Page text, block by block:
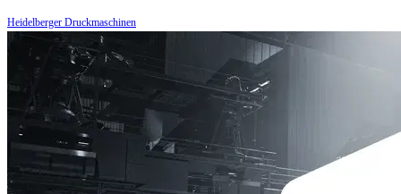
Heidelberger Druckmaschinen